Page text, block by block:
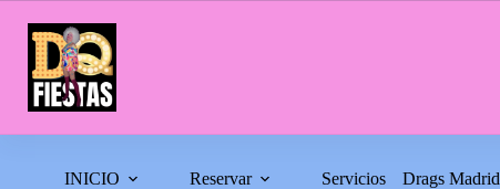
contenido
INICIO Reservar Servicios Drags Madrid